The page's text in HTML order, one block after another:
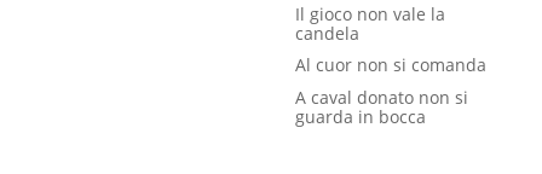
Il gioco non vale la
candela
Al cuor non si comanda
A caval donato non si
guarda in bocca